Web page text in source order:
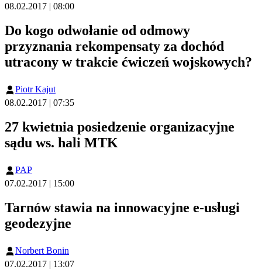
08.02.2017 | 08:00
Do kogo odwołanie od odmowy
przyznania rekompensaty za dochód
utracony w trakcie ćwiczeń wojskowych?
Piotr Kajut
08.02.2017 | 07:35
27 kwietnia posiedzenie organizacyjne
sądu ws. hali MTK
PAP
07.02.2017 | 15:00
Tarnów stawia na innowacyjne e-usługi
geodezyjne
Norbert Bonin
07.02.2017 | 13:07